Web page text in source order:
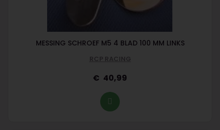
MESSING SCHROEF M5 4 BLAD 100 MM LINKS
RCP RACING
40,99